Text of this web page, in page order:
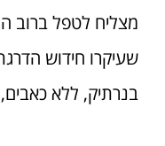
מצליח לטפל ברוב
שעיקרו חידוש
בנרתיק, ללא